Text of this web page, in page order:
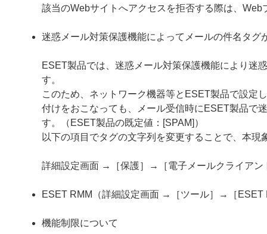
該当のWebサイトへアクセスを拒否する際は、
迷惑メール対策保護機能によってメールの件名タグ
ESET製品では、迷惑メール対策保護機能により迷
す。
このため、ネットワーク機器等とESET製品で設定
付けをおこなっても、メール受信時にESET製品で
す。（ESET製品の既定値：[SPAM]）
以下の項目でタグの文字列を変更することで、本現
詳細設定画面 →［保護］→［電子メールクライア
ESET RMM（詳細設定画面 →［ツール］→［ESET
機能制限について